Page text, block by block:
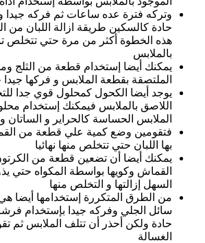
وتركه فترة عده ساعات ثم فركه جيدا
حادة كالسكين طريقة ازالة اللبان من
هذه الخطوة أكثر من مرة حتي تتخلص
بالملابس
يمكنك أيضا إستخدام قطعة من الثلج
الملتصقة بقطعة الملابس و فركها جيدا
يوجد أيضا الكحول كمحلول قوي جدا
اللاصق بالملابس فيمكنك إستخدام
الملابس الحساسة كالحراير و الساتان
فتقومين وضع كمية علي قطعة من
بها اللبان حتي تتخلص منها نهائيا
يمكنك أيضا أن تضعين قطعة من
القماش وكويها بواسطة المكواه حتي
السهل إزالتها و التخلص منها
من الطرق المتكررة إستخدامها أيضا
سائل الجلي وفركه جيدا بإستخدام
حادة ولكن أحذر أن تتلف الملابس ثم
الغسالة